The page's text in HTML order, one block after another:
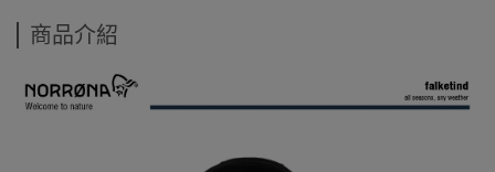
商品介紹